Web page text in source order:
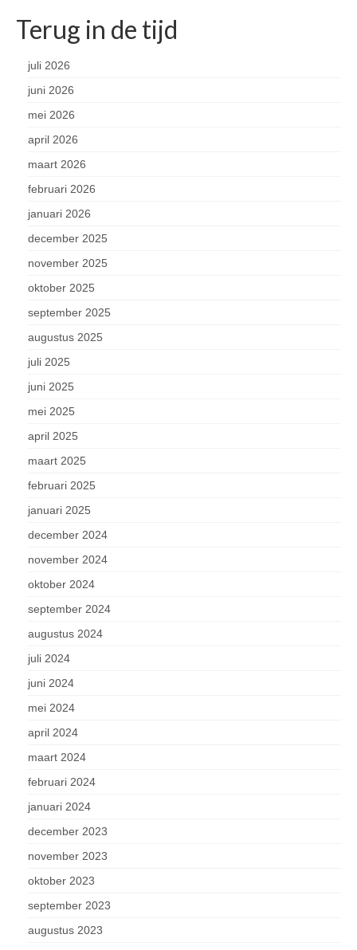
Terug in de tijd
juli 2026
juni 2026
mei 2026
april 2026
maart 2026
februari 2026
januari 2026
december 2025
november 2025
oktober 2025
september 2025
augustus 2025
juli 2025
juni 2025
mei 2025
april 2025
maart 2025
februari 2025
januari 2025
december 2024
november 2024
oktober 2024
september 2024
augustus 2024
juli 2024
juni 2024
mei 2024
april 2024
maart 2024
februari 2024
januari 2024
december 2023
november 2023
oktober 2023
september 2023
augustus 2023